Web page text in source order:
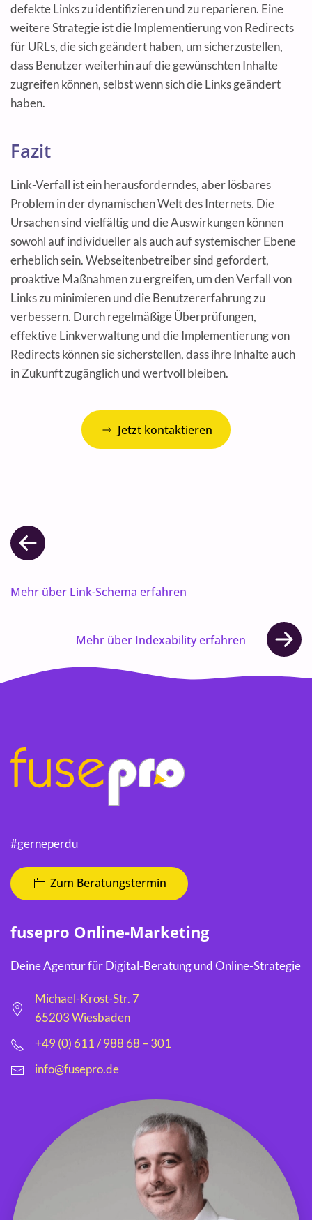
defekte Links zu identifizieren und zu reparieren. Eine
weitere Strategie ist die Implementierung von Redirects
für URLs, die sich geändert haben, um sicherzustellen,
dass Benutzer weiterhin auf die gewünschten Inhalte
zugreifen können, selbst wenn sich die Links geändert
haben.
Fazit
Link-Verfall ist ein herausforderndes, aber lösbares
Problem in der dynamischen Welt des Internets. Die
Ursachen sind vielfältig und die Auswirkungen können
sowohl auf individueller als auch auf systemischer Ebene
erheblich sein. Webseitenbetreiber sind gefordert,
proaktive Maßnahmen zu ergreifen, um den Verfall von
Links zu minimieren und die Benutzererfahrung zu
verbessern. Durch regelmäßige Überprüfungen,
effektive Linkverwaltung und die Implementierung von
Redirects können sie sicherstellen, dass ihre Inhalte auch
in Zukunft zugänglich und wertvoll bleiben.
Jetzt kontaktieren
Mehr über Link-Schema erfahren
Mehr über Indexability erfahren
#gerneperdu
Zum Beratungstermin
fusepro Online-Marketing
Deine Agentur für Digital-Beratung und Online-Strategie
Michael-Krost-Str. 7
65203 Wiesbaden
+49 (0) 611 / 988 68 – 301
info@fusepro.de